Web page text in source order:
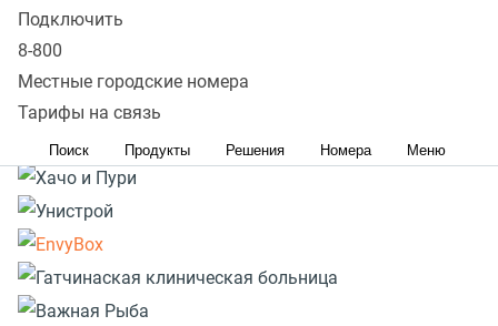
Подключить
8-800
Местные городские номера
Тарифы на связь
Поиск Продукты Решения Номера Меню